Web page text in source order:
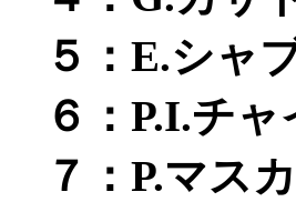
５：E.シャ
６：P.I.チ
７：P.マス